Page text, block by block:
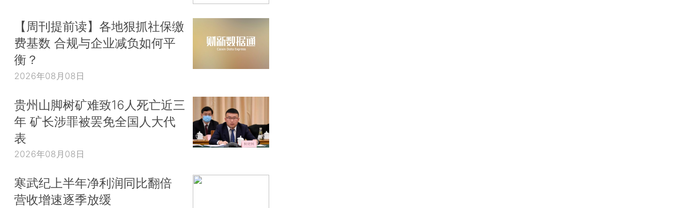
【周刊提前读】各地狠抓社保缴
费基数 合规与企业减负如何平
衡？
2026年08月08日
贵州山脚树矿难致16人死亡近三
年 矿长涉罪被罢免全国人大代
表
2026年08月08日
寒武纪上半年净利润同比翻倍
营收增速逐季放缓